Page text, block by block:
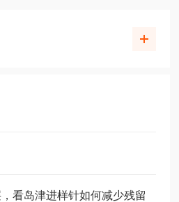
看岛津进样针如何减少残留